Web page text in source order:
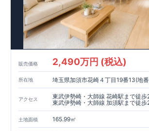
販売価格 2,490万円 (税込)
所在地 埼玉県加須市花崎４丁目19番13(地
アクセス
東武伊勢崎・大師線 花崎駅まで徒
東武伊勢崎・大師線 加須駅まで徒歩
土地面積 165.99㎡